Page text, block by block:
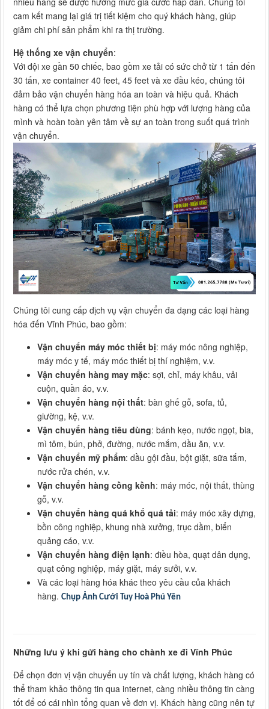
cam kết mang lại giá trị tiết kiệm cho quý khách hàng, giúp
giảm chi phí sản phẩm khi ra thị trường.
Hệ thống xe vận chuyển:
Với đội xe gần 50 chiếc, bao gồm xe tải có sức chở từ 1 tấn đến
30 tấn, xe container 40 feet, 45 feet và xe đầu kéo, chúng tôi
đảm bảo vận chuyển hàng hóa an toàn và hiệu quả. Khách
hàng có thể lựa chọn phương tiện phù hợp với lượng hàng của
mình và hoàn toàn yên tâm về sự an toàn trong suốt quá trình
vận chuyển.
Chúng tôi cung cấp dịch vụ vận chuyển đa dạng các loại hàng
hóa đến Vĩnh Phúc, bao gồm:
Vận chuyển máy móc thiết bị: máy móc nông nghiệp,
máy móc y tế, máy móc thiết bị thí nghiệm, v.v.
Vận chuyển hàng may mặc: sợi, chỉ, máy khâu, vải
cuộn, quần áo, v.v.
Vận chuyển hàng nội thất: bàn ghế gỗ, sofa, tủ,
giường, kệ, v.v.
Vận chuyển hàng tiêu dùng: bánh kẹo, nước ngọt, bia,
mì tôm, bún, phở, đường, nước mắm, dầu ăn, v.v.
Vận chuyển mỹ phẩm: dầu gội đầu, bột giặt, sữa tắm,
nước rửa chén, v.v.
Vận chuyển hàng cồng kềnh: máy móc, nội thất, thùng
gỗ, v.v.
Vận chuyển hàng quá khổ quá tải: máy móc xây dựng,
bồn công nghiệp, khung nhà xưởng, trục dầm, biển
quảng cáo, v.v.
Vận chuyển hàng điện lạnh: điều hòa, quạt dân dụng,
quạt công nghiệp, máy giặt, máy sưởi, v.v.
Và các loại hàng hóa khác theo yêu cầu của khách
hàng. Chụp Ảnh Cưới Tuy Hoà Phú Yên
Những lưu ý khi gửi hàng cho chành xe đi Vĩnh Phúc
Để chọn đơn vị vận chuyển uy tín và chất lượng, khách hàng có
thể tham khảo thông tin qua internet, càng nhiều thông tin càng
tốt để có cái nhìn tổng quan về đơn vị. Khách hàng cũng nên tự